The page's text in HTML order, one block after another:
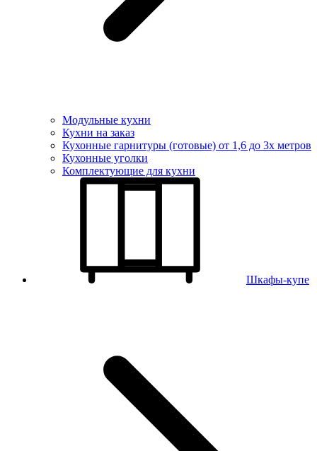
Модульные кухни
Кухни на заказ
Кухонные гарнитуры (готовые) от 1,6 до 3х метров
Кухонные уголки
Комплектующие для кухни
Шкафы-купе